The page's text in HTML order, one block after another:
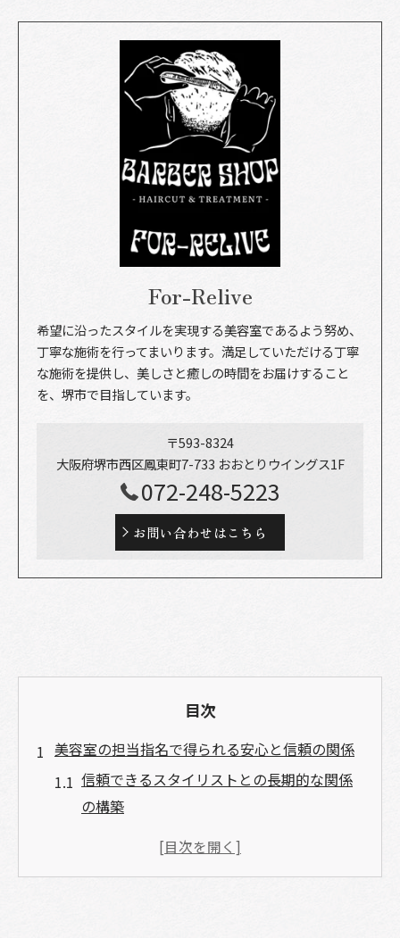
For-Relive
希望に沿ったスタイルを実現する美容室であるよう努め、
丁寧な施術を行ってまいります。満足していただける丁寧
な施術を提供し、美しさと癒しの時間をお届けすること
を、堺市で目指しています。
〒593-8324
大阪府堺市西区鳳東町7-733 おおとりウイングス1F
072-248-5223
お問い合わせはこちら
目次
美容室の担当指名で得られる安心と信頼の関係
信頼できるスタイリストとの長期的な関係
の構築
担当指名がもたらす安心感とリピートの理